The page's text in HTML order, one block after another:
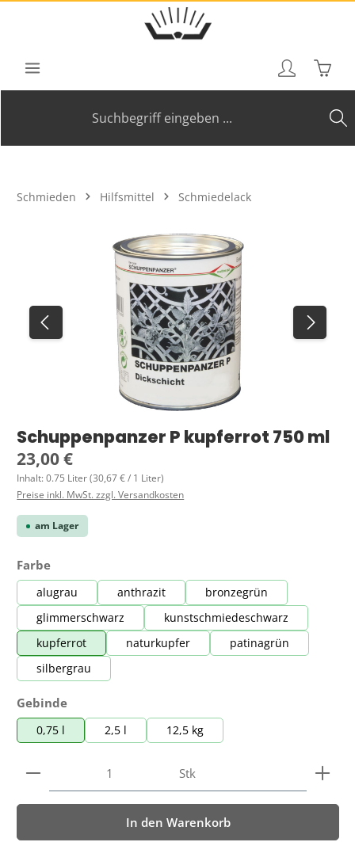
Zum Hauptinhalt springen
Schmieden Hilfsmittel Schmiedelack
Bildergalerie überspringen
Schuppenpanzer P kupferrot 750 ml
Regulärer Preis:
23,00 €
Inhalt:0.75 Liter(30,67 € / 1 Liter)
Preise inkl. MwSt. zzgl. Versandkosten
am Lager
Farbeauswählen
alugrau anthrazit
bronzegrün
glimmerschwarz
kunstschmiedeschwarz
kupferrot
naturkupfer
patinagrün
silbergrau
Gebindeauswählen
0,75 l 2,5 l 12,5 kg
Produkt Anzahl: Gib den gewünschten Wert ein
Stk
In den Warenkorb